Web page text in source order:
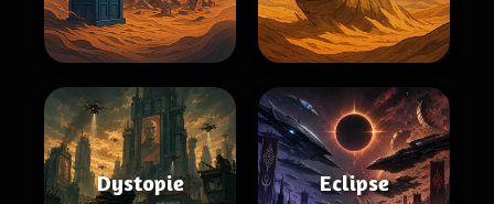
Dystopie Eclipse